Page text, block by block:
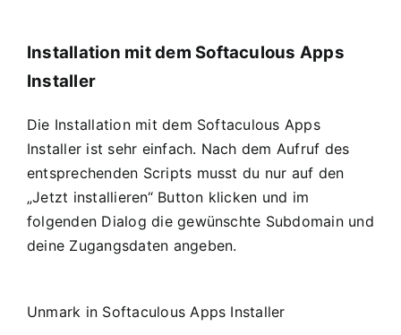
Installation mit dem Softaculous Apps
Installer
Die Installation mit dem Softaculous Apps
Installer ist sehr einfach. Nach dem Aufruf des
entsprechenden Scripts musst du nur auf den
„Jetzt installieren“ Button klicken und im
folgenden Dialog die gewünschte Subdomain und
deine Zugangsdaten angeben.
Unmark in Softaculous Apps Installer